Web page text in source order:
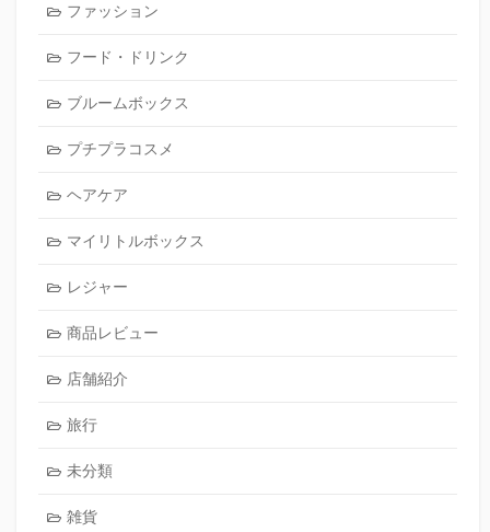
ファッション
フード・ドリンク
ブルームボックス
プチプラコスメ
ヘアケア
マイリトルボックス
レジャー
商品レビュー
店舗紹介
旅行
未分類
雑貨